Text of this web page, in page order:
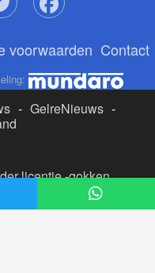
voorwaarden Contact
- GelreNieuws -
licentie-gokken
casino nederland